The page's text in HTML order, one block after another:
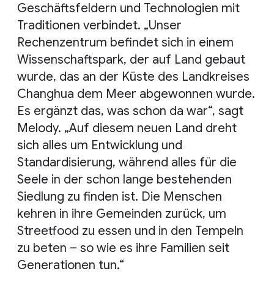
Geschäftsfeldern und Technologien mit
Traditionen verbindet. „Unser
Rechenzentrum befindet sich in einem
Wissenschaftspark, der auf Land gebaut
wurde, das an der Küste des Landkreises
Changhua dem Meer abgewonnen wurde.
Es ergänzt das, was schon da war“, sagt
Melody. „Auf diesem neuen Land dreht
sich alles um Entwicklung und
Standardisierung, während alles für die
Seele in der schon lange bestehenden
Siedlung zu finden ist. Die Menschen
kehren in ihre Gemeinden zurück, um
Streetfood zu essen und in den Tempeln
zu beten – so wie es ihre Familien seit
Generationen tun.“